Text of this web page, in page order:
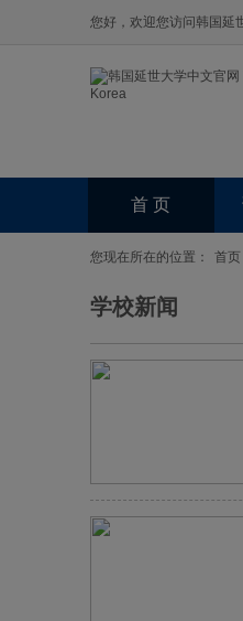
您好，欢迎您访问韩国延
首 页
您现在所在的位置： 首页
学校新闻